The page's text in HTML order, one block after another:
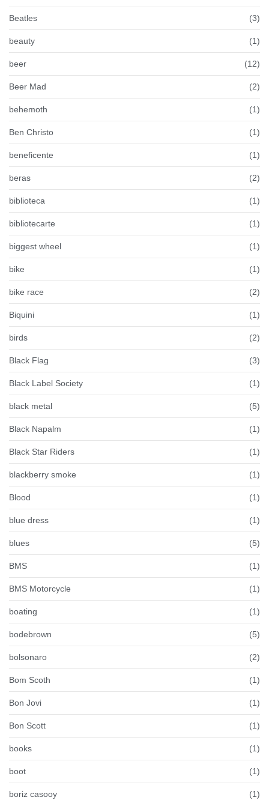
Beatles (3)
beauty (1)
beer (12)
Beer Mad (2)
behemoth (1)
Ben Christo (1)
beneficente (1)
beras (2)
biblioteca (1)
bibliotecarte (1)
biggest wheel (1)
bike (1)
bike race (2)
Biquini (1)
birds (2)
Black Flag (3)
Black Label Society (1)
black metal (5)
Black Napalm (1)
Black Star Riders (1)
blackberry smoke (1)
Blood (1)
blue dress (1)
blues (5)
BMS (1)
BMS Motorcycle (1)
boating (1)
bodebrown (5)
bolsonaro (2)
Bom Scoth (1)
Bon Jovi (1)
Bon Scott (1)
books (1)
boot (1)
boriz casooy (1)